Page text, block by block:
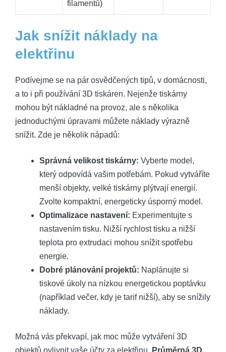
filamentů)
Jak snížit náklady ⁤na
elektřinu
Podívejme se na pár osvědčených tipů,⁣ v domácnosti,
a to i při‌ používání 3D tiskáren. ‍Nejenže tiskárny
mohou být nákladné na provoz, ale s několika
jednoduchými úpravami můžete⁣ náklady výrazně
snížit. ⁤Zde je několik⁤ nápadů:
Správná velikost tiskárny: Vyberte model,
který odpovídá vašim potřebám. Pokud‌ vytváříte‌
menší objekty, velké ⁢tiskárny plýtvají ​energií.
Zvolte kompaktní, energeticky⁤ úsporný model.
Optimalizace nastavení: Experimentujte s
nastavením‍ tisku. Nižší​ rychlost tisku a nižší
teplota pro extrudaci⁢ mohou snížit⁣ spotřebu
energie.
Dobré plánování projektů: Naplánujte si
tiskové úkoly na nízkou ⁣energetickou poptávku
(například večer, kdy je tarif nižší), aby se snížily
‍náklady.
Možná vás překvapí, jak moc může⁢ vytváření 3D